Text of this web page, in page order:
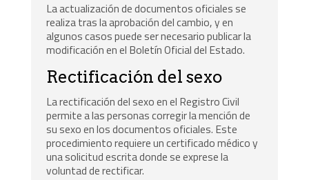
La actualización de documentos oficiales se
realiza tras la aprobación del cambio, y en
algunos casos puede ser necesario publicar la
modificación en el Boletín Oficial del Estado.
Rectificación del sexo
La rectificación del sexo en el Registro Civil
permite a las personas corregir la mención de
su sexo en los documentos oficiales. Este
procedimiento requiere un certificado médico y
una solicitud escrita donde se exprese la
voluntad de rectificar.